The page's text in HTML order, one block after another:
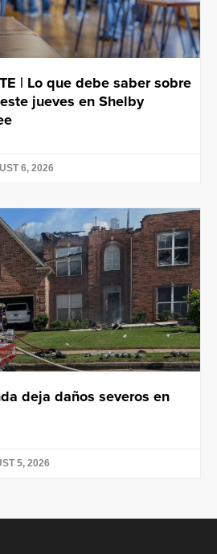
| Lo que debe saber sobre
jueves en Shelby
6, 2026
deja daños severos en
5, 2026